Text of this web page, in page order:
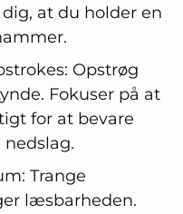
at du holder en
Opstrøg
Fokuser på at
for at bevare
Trange
læsbarheden.